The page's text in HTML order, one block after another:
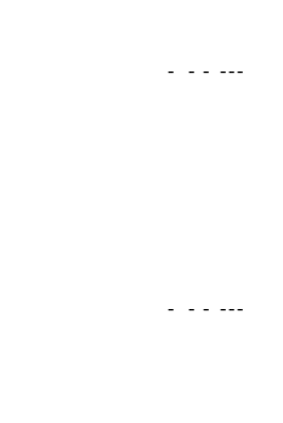
- - - ---
- - - ---